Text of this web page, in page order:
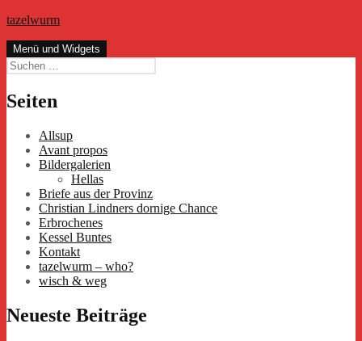
Zum
springen
tazelwurm
Menü und Widgets
Suchen
nach:
Seiten
Allsup
Avant propos
Bildergalerien
Hellas
Briefe aus der Provinz
Christian Lindners dornige Chance
Erbrochenes
Kessel Buntes
Kontakt
tazelwurm – who?
wisch & weg
Neueste Beiträge